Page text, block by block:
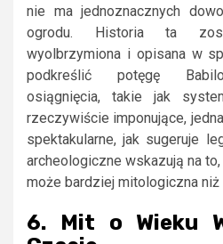
nie ma jednoznacznych
ogrodu. Historia ta
wyolbrzymiona i opisana w
podkreślić potęgę
osiągnięcia, takie jak
rzeczywiście imponujące,
spektakularne, jak sugeruje
archeologiczne wskazują na
może bardziej mitologiczna
6. Mit o Wieku